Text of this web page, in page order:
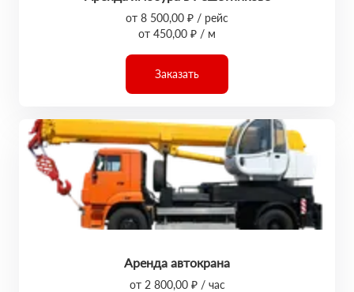
от 8 500,00 ₽ / рейс
от 450,00 ₽ / м
Заказать
Аренда автокрана
от 2 800,00 ₽ / час